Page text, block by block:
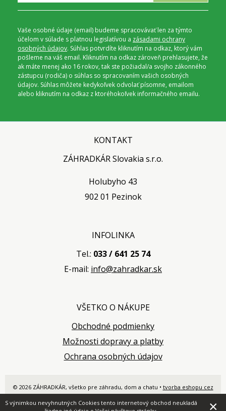
Vaše osobné údaje (email) budeme spracovávať len za týmto
účelom v súlade s platnou legislatívou a zásadami ochrany
osobných údajov. Súhlas potvrdíte kliknutím na odkaz, ktorý vám
pošleme na váš email. Kliknutím na odkaz zároveň prehlasujete, že
ak máte menej ako 16 rokov, tak ste požiadal/a svojho zákonného
zástupcu (rodiča) o súhlas so spracovaním vašich osobných
údajov. Súhlas môžete kedykoľvek odvolať písomne, emailom
alebo kliknutím na odkaz z ktoréhokoľvek informačného emailu.
KONTAKT
ZÁHRADKÁR Slovakia s.r.o.
Holubyho 43
902 01 Pezinok
INFOLINKA
Tel.: 033 / 641 25 74
E-mail: info@zahradkar.sk
VŠETKO O NÁKUPE
Obchodné podmienky
Možnosti dopravy a platby
Ochrana osobných údajov
© 2026 ZÁHRADKÁR, všetko pre záhradu, dom a chatu • tvorba eshopu cez
UNIobchod ,webhostingspoločnostiWEBYGROUP
S výnimkou nevyhnutných Cookies tento internetový obchod neukladá
×